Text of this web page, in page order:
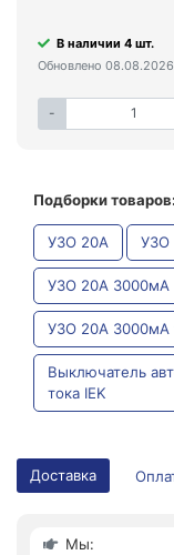
В наличии 4 шт.
Обновлено 08.08.2026
-
Подборки товаров:
УЗО 20А УЗО
УЗО 20А 3000мА
УЗО 20А 3000мА
Выключатель
тока IEK
Доставка
Мы: